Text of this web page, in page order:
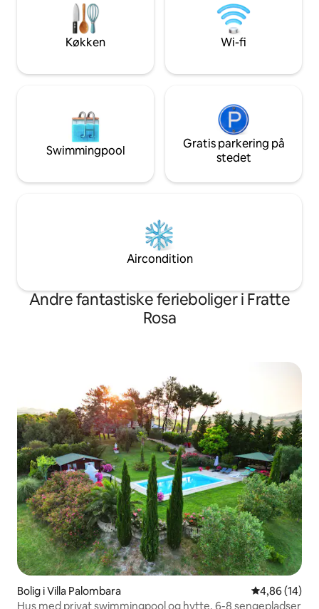
restauranter, et
pengeautomater
børn. 3 km derfra
swimmingpool,
Køkken Wi-fi
Swimmingpool
Gratis parkering på
stedet
Aircondition
Andre fantastiske ferieboliger i Fratte
Rosa
Bolig i Villa Palombara 4,86 ud af 5 i
4,86 (14)
Hus med privat swimmingpool og hytte, 6-8 sengepladser